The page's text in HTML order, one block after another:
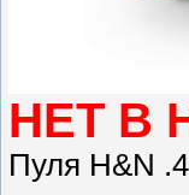
НЕТ В
Пуля H&N